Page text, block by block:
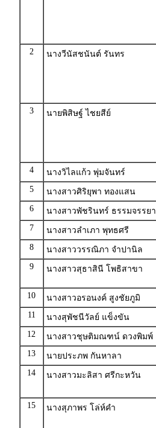
2 นางวีนัสชนันต์ รันทร
3 นายพิสิษฐ์ ไชยสีย์
4 นางวิไลแก้ว พุ่มจันทร์
5
นางสาวศิริยุพา ทองแสน
6
นางสาวพัชรินทร์ ธรรมจรรยา
7
นางสาวลำเภา พุทธศรี
8
นางสาววรรณิภา จำปานิล
9
นางสาวสุธาสินี โพธิสาขา
10
นางสาวอรอนงค์ สูงชัยภูมิ
11
นางสุพัชนีวัลย์ แข็งขัน
12
นางสาวชุษติมณฑน์ ดวงพิมพ์
13
นายประภพ กันหาลา
14
นางสาวมะลิสา ศรีกะหวัน
15
นางสุภาพร โล่ห์คำ